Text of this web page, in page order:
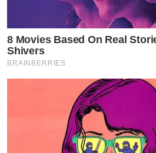
8 Movies Based On Real
Shivers
BRAINBERRIES